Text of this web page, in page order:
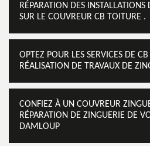
RÉPARATION DES
SUR LE COUVREUR CB TOITURE .
OPTEZ POUR LES SERVICES DE
RÉALISATION DE TRAVAUX DE
CONFIEZ À UN COUVREUR
RÉPARATION DE ZINGUERIE DE
DAMLOUP